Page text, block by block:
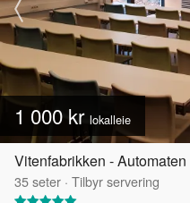
1 000 kr lokalleie
Vitenfabrikken -
35seter · Tilbyr servering